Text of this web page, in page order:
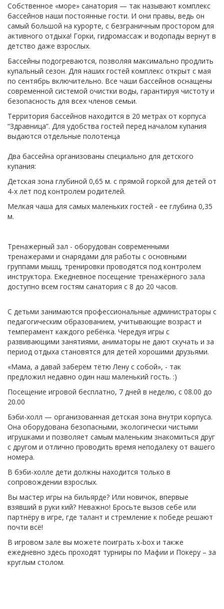
Собственное «море» санатория — так называют комплекс
бассейнов наши постоянные гости. И они правы, ведь он
самый большой на курорте, с безграничным простором для
активного отдыха! Горки, гидромассаж и водопады вернут в
детство даже взрослых.
Бассейны подогреваются, позволяя максимально продлить
купальный сезон. Для наших гостей комплекс открыт с мая
по сентябрь включительно. Все чаши бассейнов оснащены
современной системой очистки воды, гарантируя чистоту и
безопасность для всех членов семьи.
Территория бассейнов находится в 20 метрах от корпуса
“Здравница”. Для удобства гостей перед началом купания
выдаются отдельные полотенца
Два бассейна организованы специально для детского
купания:
Детская зона глубиной 0,65 м. с прямой горкой для детей от
4-х лет под контролем родителей.
Мелкая чаша для самых маленьких гостей - ее глубина 0,35
м.
Тренажерный зал - оборудован современными
тренажерами и снарядами для работы с основными
группами мышц, тренировки проводятся под контролем
инструктора. Ежедневное посещение тренажёрного зала
доступно всем гостям санатория с 8 до 20 часов.
С детьми занимаются профессиональные администраторы с
педагогическим образованием, учитывающие возраст и
темперамент каждого ребёнка. Чередуя игры с
развивающими занятиями, аниматоры не дают скучать и за
период отдыха становятся для детей хорошими друзьями.
«Мама, а давай заберём тётю Лену с собой», - так
предложил недавно один наш маленький гость. :)
Посещение игровой бесплатно, 7 дней в неделю, с 08.00 до
20.00
Бэби-холл — организованная детская зона внутри корпуса.
Она оборудована безопасными, экологически чистыми
игрушками и позволяет самым маленьким знакомиться друг
с другом и отлично проводить время неподалеку от вашего
номера.
В бэби-холле дети должны находится только в
сопровождении взрослых.
Вы мастер игры на бильярде? Или новичок, впервые
взявший в руки кий? Неважно! Бросьте вызов себе или
партнёру в игре, где талант и стремление к победе решают
почти всё!
В игровом зале вы можете поиграть x-box и также
ежедневно здесь проходят турниры по Мафии и Покеру – за
круглым столом.